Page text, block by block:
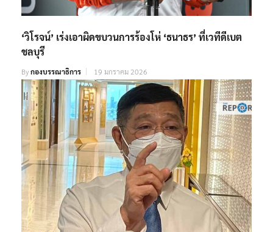
‘วิโรจน์’ เร่งเอาผิดขบวนการร้องโห่ ‘ธนาธร’ ที่เวทีดีเบต
ชลบุรี
By กองบรรณาธิการ 19 มกราคม 2026